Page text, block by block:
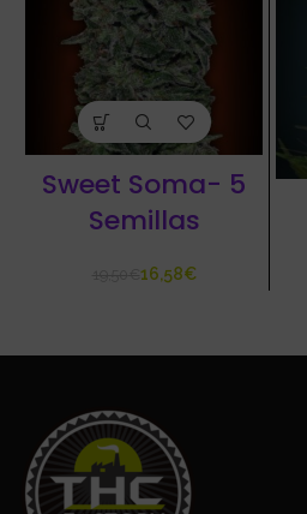
Sweet Soma- 5
Semillas
16,58€